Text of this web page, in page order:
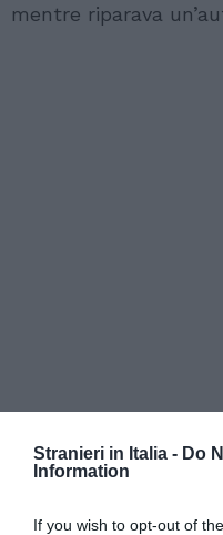
Stranieri in Italia - Do
Information
If you wish to opt-out of
mentre riparava